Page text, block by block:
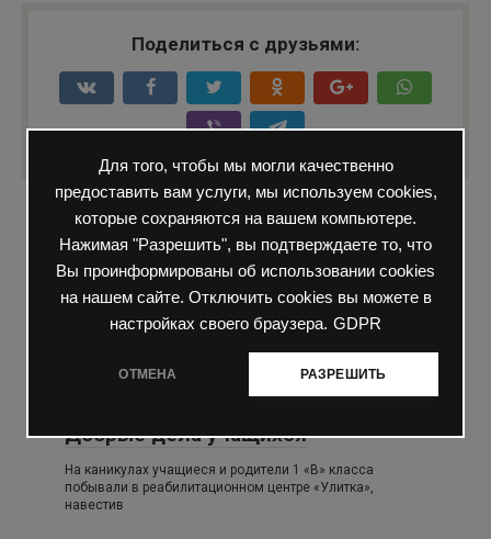
Для того, чтобы мы могли качественно
предоставить вам услуги, мы используем cookies,
которые сохраняются на вашем компьютере.
Нажимая "Разрешить", вы подтверждаете то, что
Вы проинформированы об использовании cookies
на нашем сайте. Отключить cookies вы можете в
настройках своего браузера. GDPR
ОТМЕНА РАЗРЕШИТЬ
Поделиться с друзьями:
Вам также может быть интересно
Добрые дела учащихся
На каникулах учащиеся и родители 1 «В» класса
побывали в реабилитационном центре «Улитка»,
навестив